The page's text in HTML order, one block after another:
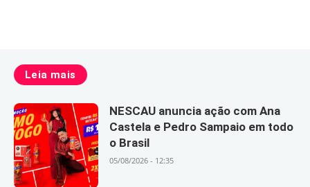
Leia mais
NESCAU anuncia ação com Ana
Castela e Pedro Sampaio em todo
o Brasil
05/08/2026 - 12:35